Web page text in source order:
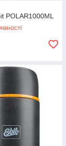
POLAR1000ML